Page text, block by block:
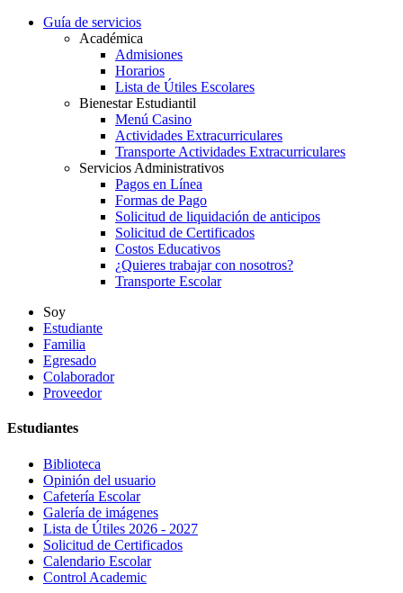
Guía de servicios
Académica
Admisiones
Horarios
Lista de Útiles Escolares
Bienestar Estudiantil
Menú Casino
Actividades Extracurriculares
Transporte Actividades Extracurriculares
Servicios Administrativos
Pagos en Línea
Formas de Pago
Solicitud de liquidación de anticipos
Solicitud de Certificados
Costos Educativos
¿Quieres trabajar con nosotros?
Transporte Escolar
Soy
Estudiante
Familia
Egresado
Colaborador
Proveedor
Estudiantes
Biblioteca
Opinión del usuario
Cafetería Escolar
Galería de imágenes
Lista de Útiles 2026 - 2027
Solicitud de Certificados
Calendario Escolar
Control Academic